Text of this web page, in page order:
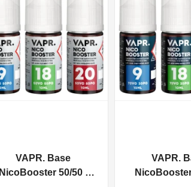
VAPR. Base
NicoBooster 50/50 -
VAPR.